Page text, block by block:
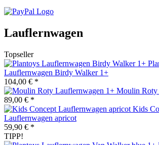
Lauflernwagen
Topseller
Lauflernwagen Birdy Walker 1+
104,00 € *
Moulin Roty
89,00 € *
Kids
Lauflernwagen apricot
59,90 € *
TIPP!